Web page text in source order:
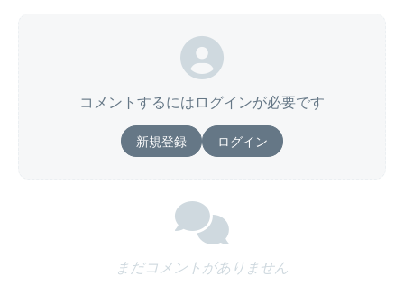
コメントするにはログインが必要です
新規登録 ログイン
まだコメントがありません